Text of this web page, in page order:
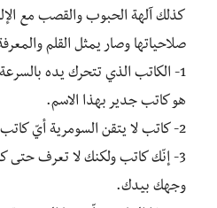
كذلك آلهة الحبوب والقصب مع
صلاحياتها وصار يمثل القلم
1- الكاتب الذي تتحرك يده
هو كاتب جدير بهذا الاسم.
2- كاتب لا يتقن السومرية أيّ كاتب هو إذن؟
3- إنّك كاتب ولكنك لا تعرف
وجهك بيدك.